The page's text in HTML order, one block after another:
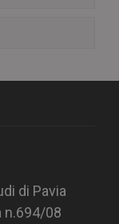
di Pavia
n.694/08